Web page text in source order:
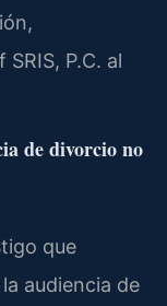
P.C. al
de divorcio no
que
audiencia de